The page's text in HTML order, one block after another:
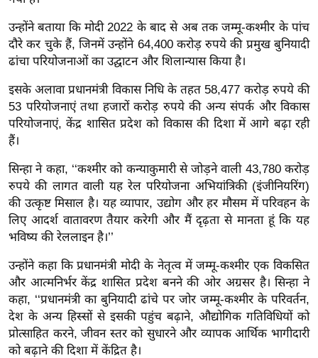
मि
सा
ल
श
ख्सि
य
त
यं
ग
इं
डि
या
सा
हि
त्य
ज
ग
उन्होंने बताया कि मोदी 2022 के बाद से अब तक जम्मू-कश्मीर के पांच
दौरे कर चुके हैं, जिनमें उन्होंने 64,400 करोड़ रुपये की प्रमुख बुनियादी
ढांचा परियोजनाओं का उद्घाटन और शिलान्यास किया है।
इसके अलावा प्रधानमंत्री विकास निधि के तहत 58,477 करोड़ रुपये की
53 परियोजनाएं तथा हजारों करोड़ रुपये की अन्य संपर्क और विकास
परियोजनाएं, केंद्र शासित प्रदेश को विकास की दिशा में आगे बढ़ा रही
हैं।
सिन्हा ने कहा, ‘‘कश्मीर को कन्याकुमारी से जोड़ने वाली 43,780 करोड़
रुपये की लागत वाली यह रेल परियोजना अभियांत्रिकी (इंजीनियरिंग)
की उत्कृष्ट मिसाल है। यह व्यापार, उद्योग और हर मौसम में परिवहन के
लिए आदर्श वातावरण तैयार करेगी और मैं दृढ़ता से मानता हूं कि यह
भविष्य की रेललाइन है।’’
उन्होंने कहा कि प्रधानमंत्री मोदी के नेतृत्व में जम्मू-कश्मीर एक विकसित
और आत्मनिर्भर केंद्र शासित प्रदेश बनने की ओर अग्रसर है। सिन्हा ने
कहा, ‘‘प्रधानमंत्री का बुनियादी ढांचे पर जोर जम्मू-कश्मीर के परिवर्तन,
देश के अन्य हिस्सों से इसकी पहुंच बढ़ाने, औद्योगिक गतिविधियों को
प्रोत्साहित करने, जीवन स्तर को सुधारने और व्यापक आर्थिक भागीदारी
को बढ़ाने की दिशा में केंद्रित है।